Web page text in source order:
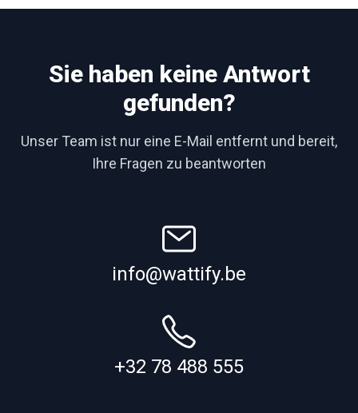
Sie haben keine Antwort
gefunden?
Unser Team ist nur eine E-Mail entfernt und bereit,
Ihre Fragen zu beantworten
info@wattify.be
+32 78 488 555